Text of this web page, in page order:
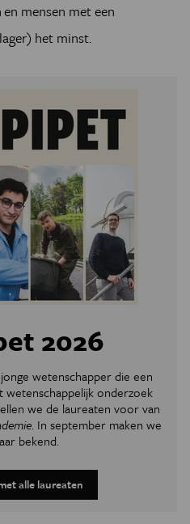
mensen met een
het minst.
2026
wetenschapper die een
wetenschappelijk onderzoek
we de laureaten voor van
. In september maken we
bekend.
alle laureaten